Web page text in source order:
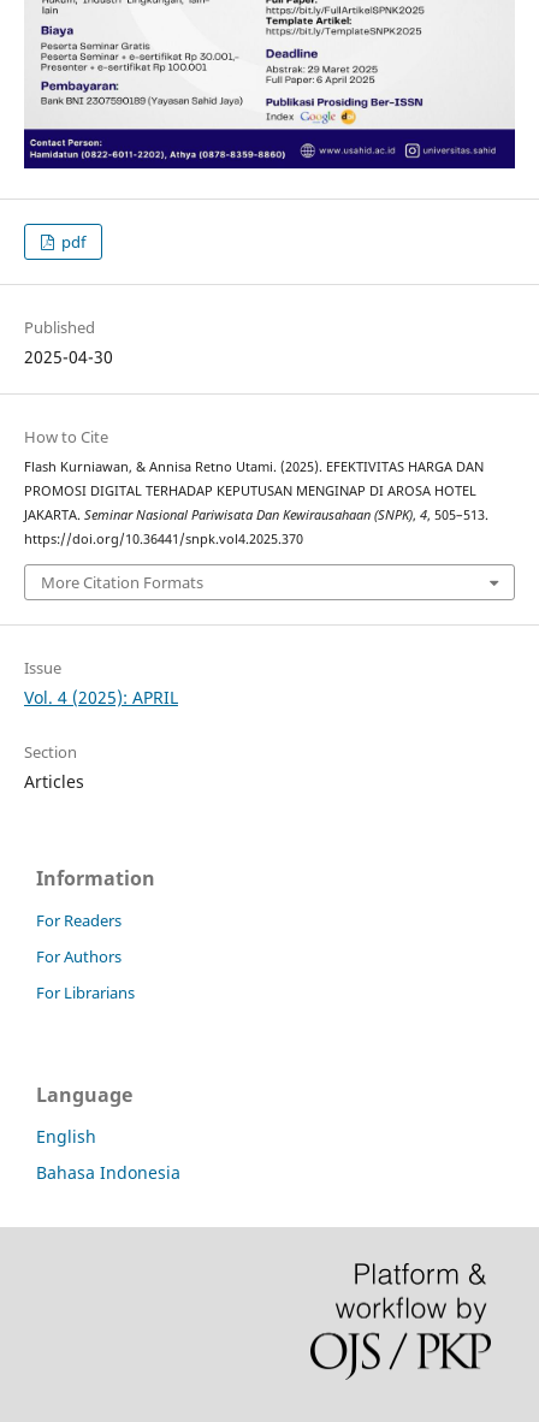
pdf
Published
2025-04-30
How to Cite
Flash Kurniawan, & Annisa Retno Utami. (2025). EFEKTIVITAS HARGA DAN
PROMOSI DIGITAL TERHADAP KEPUTUSAN MENGINAP DI AROSA HOTEL
JAKARTA. Seminar Nasional Pariwisata Dan Kewirausahaan (SNPK), 4, 505–513.
https://doi.org/10.36441/snpk.vol4.2025.370
More Citation Formats
Issue
Vol. 4 (2025): APRIL
Section
Articles
Information
For Readers
For Authors
For Librarians
Language
English
Bahasa Indonesia